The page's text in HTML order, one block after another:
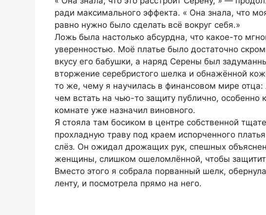
ради максимального эффекта. « Она знала, что
равно нужно было сделать всё вокруг себя.»
Ложь была настолько абсурдна, что какое-то
уверенностью. Моё платье было достаточно
вкусу его бабушки, а наряд Серены был
вторжение серебристого шелка и обнажённой
то же, чему я научилась в финансовом мире
чем встать на чью-то защиту публично, особенно
комнате уже назначил виновного.
Я стояла там босиком в центре собственной
прохладную траву под краем испорченного
слёз. Он ожидал дрожащих рук, спешных
женщины, слишком ошеломлённой, чтобы
Вместо этого я собрала порванный шелк,
ленту, и посмотрела прямо на него.